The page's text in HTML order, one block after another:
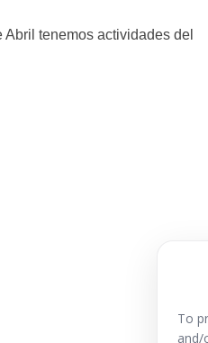
To
and/
tenemos actividades del